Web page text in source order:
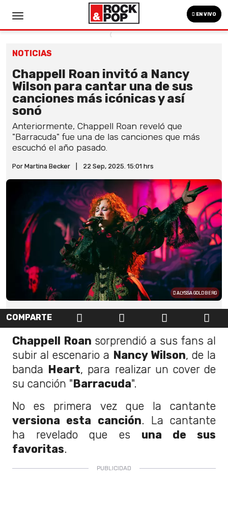
EN VIVO
NOTICIAS
Chappell Roan invitó a Nancy
Wilson para cantar una de sus
canciones más icónicas y así
sonó
Anteriormente, Chappell Roan reveló que
"Barracuda" fue una de las canciones que más
escuchó el año pasado.
Por Martina Becker 22 Sep, 2025. 15:01 hrs
ALYSSA GOLDBERG
COMPARTE
Chappell Roan sorprendió a sus fans al
subir al escenario a Nancy Wilson, de la
banda Heart, para realizar un cover de
su canción "Barracuda".
No es primera vez que la cantante
versiona esta canción. La cantante
ha revelado que es una de sus
favoritas.